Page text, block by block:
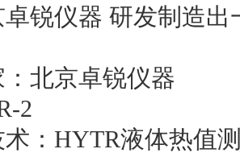
锐仪器 研发制造出
北京卓锐仪器
2
：HYTR液体热值